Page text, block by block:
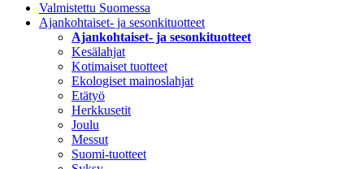
Valmistettu Suomessa
Ajankohtaiset- ja sesonkituotteet
Ajankohtaiset- ja sesonkituotteet
Kesälahjat
Kotimaiset tuotteet
Ekologiset mainoslahjat
Etätyö
Herkkusetit
Joulu
Messut
Suomi-tuotteet